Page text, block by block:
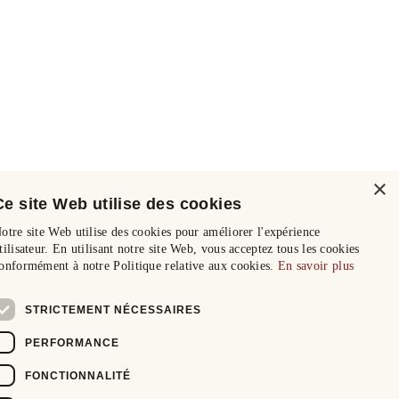
×
site Web utilise des cookies
site Web utilise des cookies pour améliorer l'expérience
En utilisant notre site Web, vous acceptez tous les cookies
à notre Politique relative aux cookies. En savoir plus
STRICTEMENT NÉCESSAIRES
PERFORMANCE
FONCTIONNALITÉ